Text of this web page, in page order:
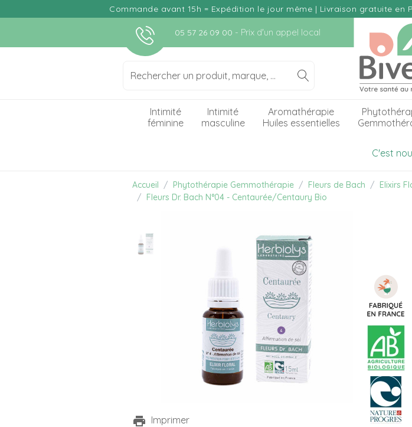
Commande avant 15h = Expédition le jour même | Livraison gratuite
05 57 26 09 00 - Prix d'un appel local
Intimité
féminine
Intimité
masculine
Aromathérapie
Huiles essentielles
C'est
Accueil Phytothérapie Gemmothérapie Fleurs de Bach
Elixirs
Fleurs Dr. Bach N°04 - Centaurée/Centaury Bio
Imprimer